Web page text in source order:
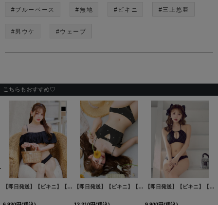
#ブルーベース #無地 #ビキニ #三上悠亜
#男ウケ #ウェーブ
こちらもおすすめ♡
MG-K002W-3]
ダル[FB01] [MG-SN002
【即日発送】【ビキニ】【水着】バルーンガーリービキニ 2点セット[FB01]吉木千沙都（ちぃぽぽ）着用 【即日発送】【ビキニ】【水着】サイドリボンビジュースタッズビキニ 2点セット [FB01] 【即日発送】【ビキニ】【水着】アーガイル風バストアップホルターネックビキニ 2点セット [FB01]三上悠亜着用